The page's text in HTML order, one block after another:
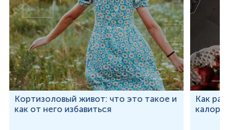
Кортизоловый живот: что это такое и
как от него избавиться
Как